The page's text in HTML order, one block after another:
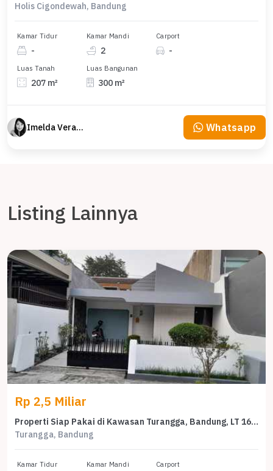
Holis Cigondewah, Bandung
Kamar Tidur
-
Kamar Mandi
2
Carport
-
Luas Tanah
207 m²
Luas Bangunan
300 m²
Imelda Veranika Whatsapp
Listing Lainnya
Rp 2,5 Miliar
Properti Siap Pakai di Kawasan Turangga, Bandung, LT 162m²
Turangga, Bandung
Kamar Tidur Kamar Mandi Carport